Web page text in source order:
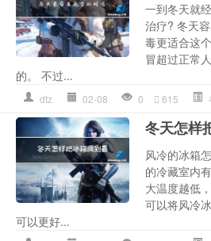
一到冬天就
治疗? 冬天
毒更适合这
冒超过正常
的。 不过...
dtz 02-08 0 615
冬天怎样
风冷的冰箱
的冷藏室内
大温度越低
可以将风冷
可以更好...